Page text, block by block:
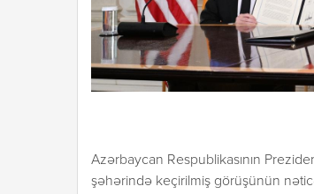
Azərbaycan Respublikasının
şəhərində keçirilmiş görüşünün